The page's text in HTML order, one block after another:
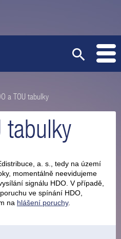
a TOU tabulky
tabulky
a. s., tedy na území
momentálně neevidujeme
signálu HDO. V případě,
ve spínání HDO,
na hlášení poruchy.